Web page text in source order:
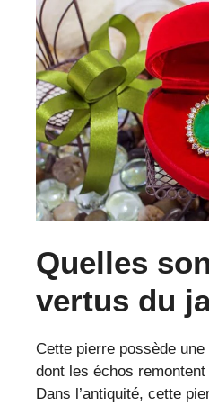
Quelles
vertus du
Cette pierre possède
dont les échos remontent
Dans l’antiquité, cette